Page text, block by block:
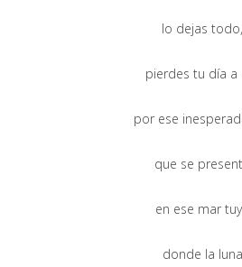
lo dejas todo,
pierdes tu día a
por ese
que se
en ese mar
donde la luna